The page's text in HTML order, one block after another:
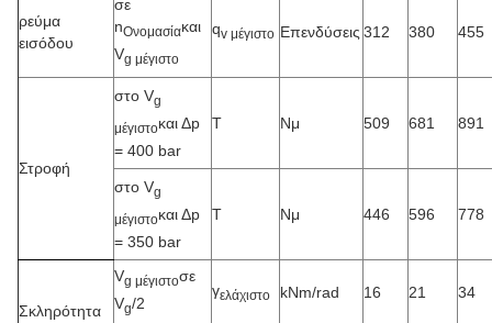
ρεύμα
εισόδου
σε
nΟνομασίακαι
Vg μέγιστο
qv μέγιστο Επενδύσεις 312 380 455
Στροφή
στο Vg
μέγιστοκαι Δp
= 400 bar
Τ Νμ 509 681 891
στο Vg
μέγιστοκαι Δp
= 350 bar
Τ Νμ 446 596 778
Σκληρότητα
Vg μέγιστοσε
Vg/2
γελάχιστο kNm/rad 16 21 34